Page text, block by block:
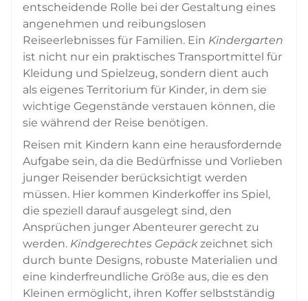
entscheidende Rolle bei der Gestaltung eines
angenehmen und reibungslosen
Reiseerlebnisses für Familien. Ein Kindergarten
ist nicht nur ein praktisches Transportmittel für
Kleidung und Spielzeug, sondern dient auch
als eigenes Territorium für Kinder, in dem sie
wichtige Gegenstände verstauen können, die
sie während der Reise benötigen.
Reisen mit Kindern kann eine herausfordernde
Aufgabe sein, da die Bedürfnisse und Vorlieben
junger Reisender berücksichtigt werden
müssen. Hier kommen Kinderkoffer ins Spiel,
die speziell darauf ausgelegt sind, den
Ansprüchen junger Abenteurer gerecht zu
werden. Kindgerechtes Gepäckzeichnet sich
durch bunte Designs, robuste Materialien und
eine kinderfreundliche Größe aus, die es den
Kleinen ermöglicht, ihren Koffer selbstständig